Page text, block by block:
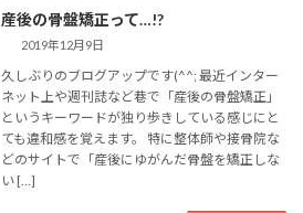
産後の骨盤矯正って…!?
2019年12月9日
久しぶりのブログアップです(^^; 最近インター
ネット上や週刊誌など巷で「産後の骨盤矯正」
というキーワードが独り歩きしている感じにと
ても違和感を覚えます。 特に整体師や接骨院な
どのサイトで「産後にゆがんだ骨盤を矯正しな
い […]